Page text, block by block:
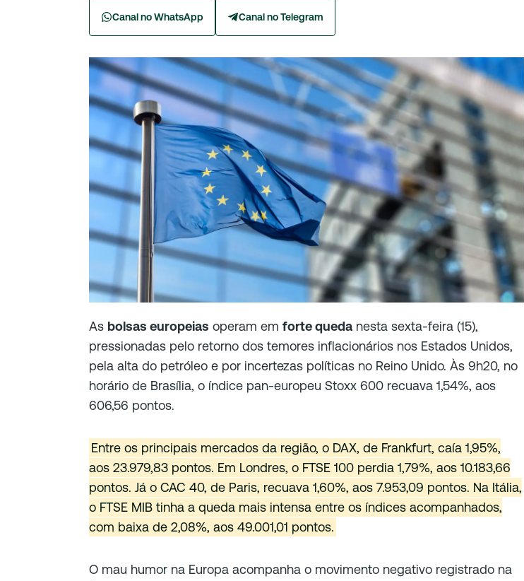
Canal no WhatsApp Canal no Telegram
As bolsas europeias operam em forte queda nesta sexta-feira (15),
pressionadas pelo retorno dos temores inflacionários nos Estados Unidos,
pela alta do petróleo e por incertezas políticas no Reino Unido. Às 9h20, no
horário de Brasília, o índice pan-europeu Stoxx 600 recuava 1,54%, aos
606,56 pontos.
Entre os principais mercados da região, o DAX, de Frankfurt, caía 1,95%,
aos 23.979,83 pontos. Em Londres, o FTSE 100 perdia 1,79%, aos 10.183,66
pontos. Já o CAC 40, de Paris, recuava 1,60%, aos 7.953,09 pontos. Na Itália,
o FTSE MIB tinha a queda mais intensa entre os índices acompanhados,
com baixa de 2,08%, aos 49.001,01 pontos.
O mau humor na Europa acompanha o movimento negativo registrado na